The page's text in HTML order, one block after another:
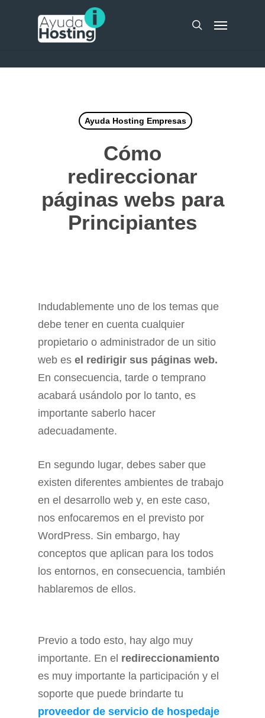
search
Menu
Ayuda Hosting Empresas
Cómo
redireccionar
páginas webs para
Principiantes
Indudablemente uno de los temas que
debe tener en cuenta cualquier
propietario o administrador de un sitio
web es el redirigir sus páginas web.
En consecuencia, tarde o temprano
acabará usándolo por lo tanto, es
importante saberlo hacer
adecuadamente.
En segundo lugar, debes saber que
existen diferentes ambientes de trabajo
en el desarrollo web y, en este caso,
nos enfocaremos en el previsto por
WordPress. Sin embargo, hay
conceptos que aplican para los todos
los entornos, en consecuencia, también
hablaremos de ellos.
Previo a todo esto, hay algo muy
importante. En el redireccionamiento
es muy importante la participación y el
soporte que puede brindarte tu
proveedor de servicio de hospedaje